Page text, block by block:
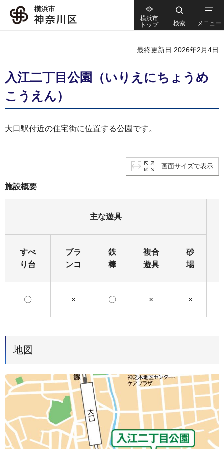
横浜市
トップ
検索 メニュー
最終更新日 2026年2月4日
入江二丁目公園（いりえにちょうめ
こうえん）
大口駅付近の住宅街に位置する公園です。
画面サイズで表示
施設概要
主な遊具
すべ
り台
ブラ
ンコ
鉄
棒
複合
遊具
砂
場
〇 × 〇 × ×
地図